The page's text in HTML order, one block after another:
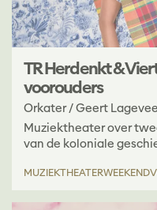
TR Herdenkt &
voorouders
Orkater / Geert
Muziektheater over
van de koloniale
MUZIEKTHEATER